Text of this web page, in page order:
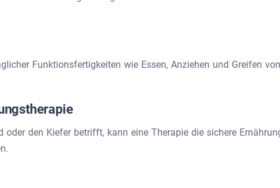
Funktionsfertigkeiten wie Essen, Anziehen und Greifen von
oder den Kiefer betrifft, kann eine Therapie die sichere